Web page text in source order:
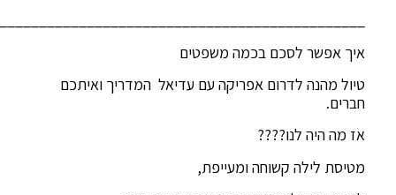
איך אפשר לסכם בכמה משפטים
טיול מהנה לדרום אפריקה עם עדיאל המדריך ואיתכם
חברים.
אז מה היה לנו????
מטיסת לילה קשוחה ומעייפת,